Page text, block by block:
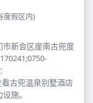
度假区内)
新会区崖南古兜度
古兜温泉别墅酒店
施。